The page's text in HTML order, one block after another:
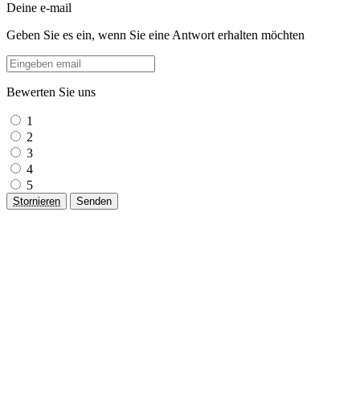
Deine e-mail
Geben Sie es ein, wenn Sie eine Antwort erhalten möchten
Bewerten Sie uns
1
2
3
4
5
Stornieren Senden